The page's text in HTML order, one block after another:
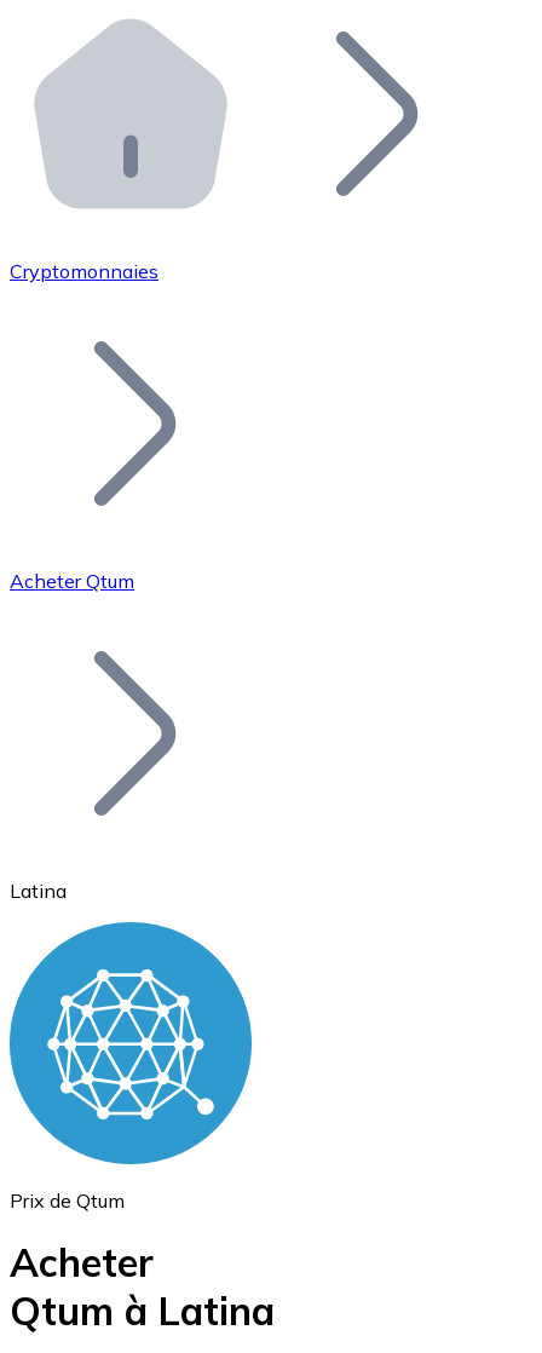
Distributeurs automatiques Bitnovo
Intégrez un ATM Bitnovo dans votre entreprise et
API Bitnovo
Intégrez notre API dans votre écosystème.
Rejoignez notre réseau de distributeurs et
Ajoutez le token de votre projet à notre service
Bitcoin
Ethereum
ETH
Cryptomonnaies
Acheter Qtum
Latina
Prix de Qtum
Acheter
Qtum à Latina